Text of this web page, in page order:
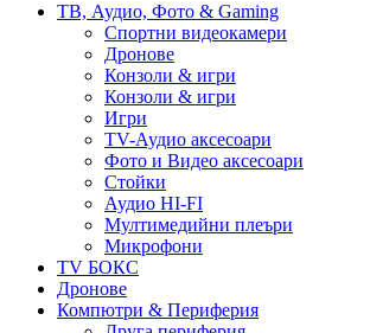
ТВ, Аудио, Фото & Gaming
Спортни видеокамери
Дронове
Конзоли & игри
Конзоли & игри
Игри
TV-Аудио аксесоари
Фото и Видео аксесоари
Стойки
Аудио HI-FI
Мултимедийни плеъри
Микрофони
TV БОКС
Дронове
Компютри & Периферия